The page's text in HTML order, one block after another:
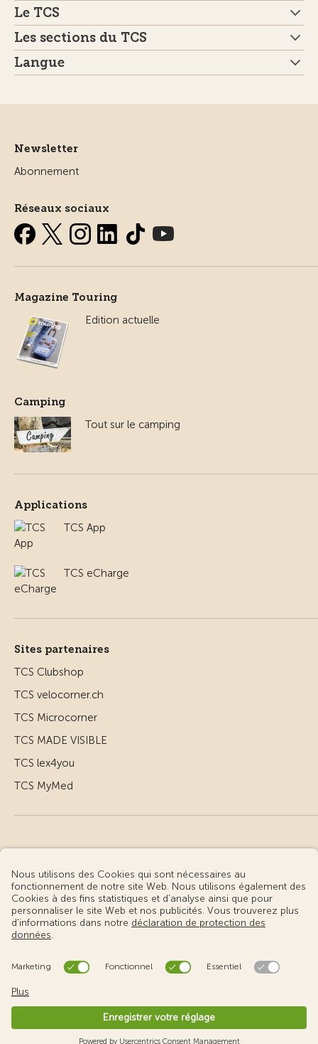
Le TCS
Les sections du TCS
Langue
Newsletter
Abonnement
Réseaux sociaux
Magazine Touring
Edition actuelle
Camping
Tout sur le camping
Applications
TCS App
TCS eCharge
Sites partenaires
TCS Clubshop
TCS velocorner.ch
TCS Microcorner
TCS MADE VISIBLE
TCS lex4you
TCS MyMed
Conditions d’utilisation – informations juridiques
Gestion des cookies